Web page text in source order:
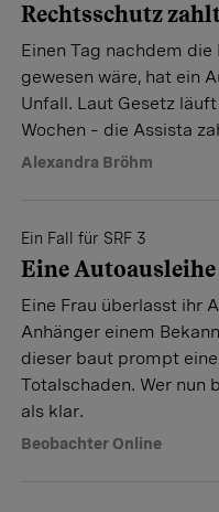
Rechtsschutz
Einen Tag nachdem
gewesen wäre, hat ein
Unfall. Laut Gesetz
Wochen – die Assista
Alexandra Bröhm
Ein Fall für SRF 3
Eine
Eine Frau überlasst ihr
Anhänger einem
dieser baut prompt
Totalschaden. Wer nun
als klar.
Beobachter Online